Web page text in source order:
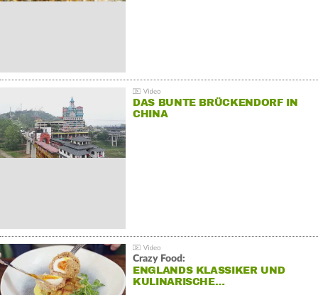
DAS BUNTE BRÜCKENDORF IN
CHINA
Crazy Food:
ENGLANDS KLASSIKER UND
KULINARISCHE…